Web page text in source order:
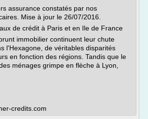
assurance constatés par nos
Mise à jour le 26/07/2016.
de crédit à Paris et en Ile de France
immobilier continuent leur chute
l'Hexagone, de véritables disparités
en fonction des régions. Tandis que le
ménages grimpe en flèche à Lyon,
credits.com